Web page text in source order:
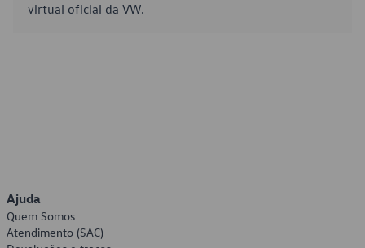
virtual oficial da VW.
Ajuda
Quem Somos
Atendimento (SAC)